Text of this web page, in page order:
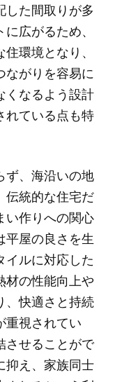
した間取りが多
広がるため、
環境となり、
ながりを容易に
くなるよう設計
れている点も特
ず、海沿いの地
伝統的な住宅だ
い作りへの関心
平屋の良さを生
イルに対応した
材の性能向上や
、快適さと持続
重視されてい
させることがで
抑え、家族同士